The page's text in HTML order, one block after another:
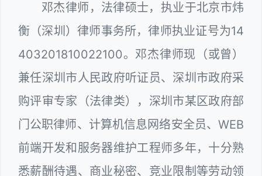
邓杰律师，法律硕士，执业于北京市炜
衡（深圳）律师事务所，律师执业证号为14
403201810022100。邓杰律师现（或曾）
兼任深圳市人民政府听证员、深圳市政府采
购评审专家（法律类），深圳市某区政府部
门公职律师、计算机信息网络安全员、WEB
前端开发和服务器维护工程师多年，十分熟
悉薪酬待遇、商业秘密、竞业限制等劳动领